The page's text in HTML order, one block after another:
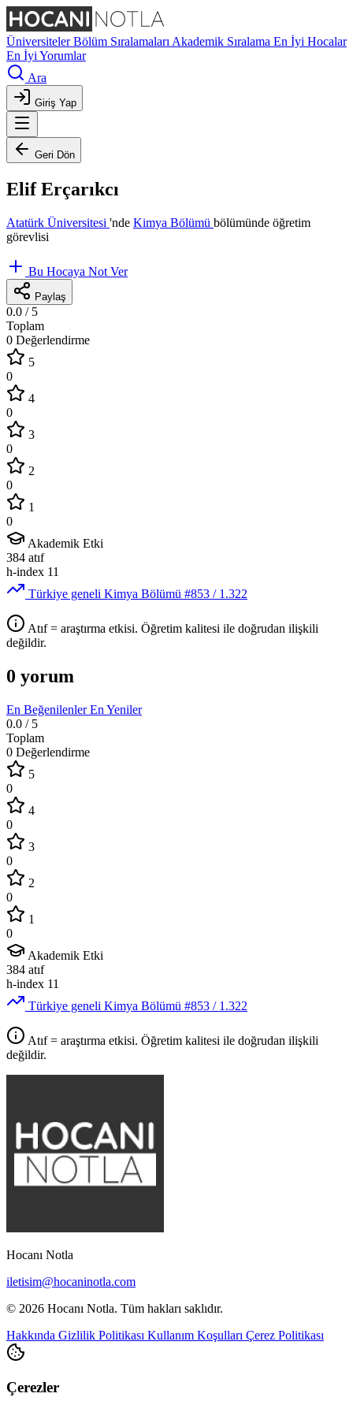
ÜniversitelerBölüm Sıralamaları Akademik Sıralama En İyi Hocalar
En İyi Yorumlar
Ara
Giriş Yap
Geri Dön
Elif Erçarıkcı
Atatürk Üniversitesi 'nde Kimya Bölümü bölümünde öğretim
görevlisi
Bu Hocaya Not Ver
Paylaş
0.0 / 5
Toplam
0 Değerlendirme
5
0
4
0
3
0
2
0
1
0
Akademik Etki
384 atıf
h-index 11
Türkiye geneli Kimya Bölümü #853 / 1.322
Atıf = araştırma etkisi. Öğretim kalitesi ile doğrudan ilişkili
değildir.
0 yorum
En BeğenilenlerEn Yeniler
0.0 / 5
Toplam
0 Değerlendirme
5
0
4
0
3
0
2
0
1
0
Akademik Etki
384 atıf
h-index 11
Türkiye geneli Kimya Bölümü #853 / 1.322
Atıf = araştırma etkisi. Öğretim kalitesi ile doğrudan ilişkili
değildir.
Hocanı Notla
iletisim@hocaninotla.com
© 2026 Hocanı Notla. Tüm hakları saklıdır.
Hakkında Gizlilik Politikası Kullanım Koşulları Çerez Politikası
Çerezler